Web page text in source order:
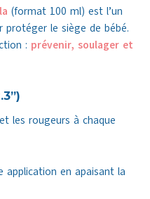
(format 100 ml) est l’un
protéger le siège de bébé.
: prévenir, soulager et
les rougeurs à chaque
application en apaisant la